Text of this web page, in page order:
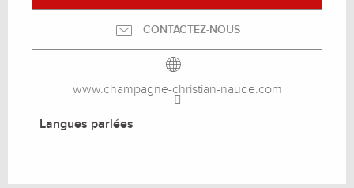
CONTACTEZ-NOUS
www.champagne-christian-naude.com
Langues parlées
Langues parlées